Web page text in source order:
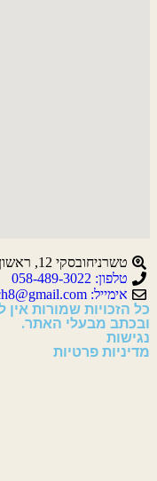
טשרניחובסקי 12, ראשון לציון
טלפון: 058-489-3022
אימייל: tzach8@gmail.com
כל הזכויות שמורות
ובכתב מבעלי האתר.
נגישות
מדיניות פרטיות